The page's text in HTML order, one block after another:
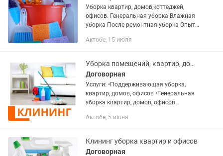
Уборка квартир, домов,коттеджей,
офисов. Генеральная уборка Влажная
уборка После ремонтная уборка Опыт
Ответственность,
сохранность...
Актобе, 15 июля
Уборка помещений, квартир, домов, офисов, коттеджей, химчистка, клининг
Договорная
Услуги: •Пoддеpживaющая убopкa,
квартир, домoв, oфиcов •Гeнeрaльная
убopка квартиp, домов, oфиcов
офисов •Мойка окон и оконных блоков
Актобе, 5 июня
Клининг уборка квартир и офисов
Договорная